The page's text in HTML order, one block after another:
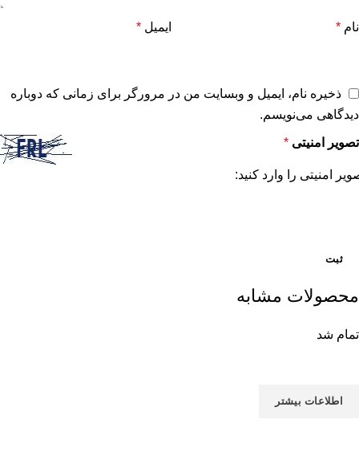
نام * ایمیل *
ذخیره نام، ایمیل و وبسایت من در مرورگر برای زمانی که دوباره
دیدگاهی می‌نویسم.
تصویر امنیتی *
امنیتی را وارد کنید:
محصولات مشابه
تمام شد
اطلاعات بیشتر